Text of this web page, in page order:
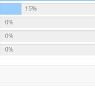
하다. 분기 또는 연간 실적
이다. 하지만 여기서 말하
는 힘을 쓰지 못하고 하락
.
과 미국 시장의 주도주 약
15%
0%
0%
0%